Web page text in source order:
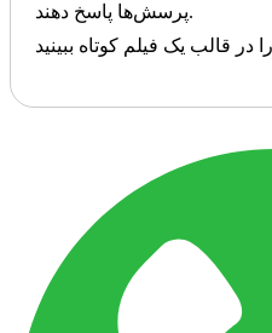
پرسش‌ها پاسخ دهند.